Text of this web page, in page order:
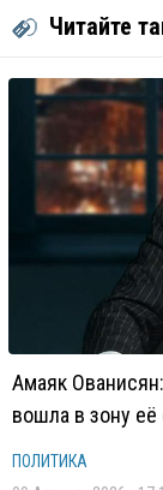
Читайте
Амаяк
вошла в зону
ПОЛИТИКА